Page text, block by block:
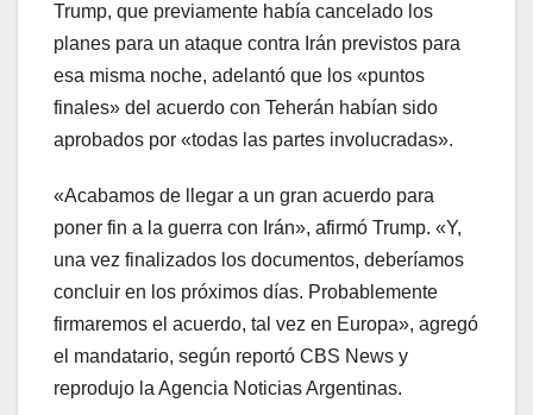
Trump, que previamente había cancelado los
planes para un ataque contra Irán previstos para
esa misma noche, adelantó que los «puntos
finales» del acuerdo con Teherán habían sido
aprobados por «todas las partes involucradas».
«Acabamos de llegar a un gran acuerdo para
poner fin a la guerra con Irán», afirmó Trump. «Y,
una vez finalizados los documentos, deberíamos
concluir en los próximos días. Probablemente
firmaremos el acuerdo, tal vez en Europa», agregó
el mandatario, según reportó CBS News y
reprodujo la Agencia Noticias Argentinas.